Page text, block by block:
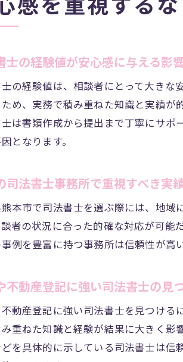
感を重視する
士の経験値が安心感に与える影
士の経験値は、相談者にとって大きな
め、実務で積み重ねた知識と実績が
士は書類作成から提出まで丁寧にサポ
となります。
司法書士事務所で重視すべき実
本市で司法書士を選ぶ際には、地域
談者の状況に合った的確な対応が可能
例を豊富に持つ事務所は信頼性が高
不動産登記に強い司法書士の見
動産登記に強い司法書士を見つける
重ねた知識と経験が結果に大きく影
を具体的に示している司法書士は信